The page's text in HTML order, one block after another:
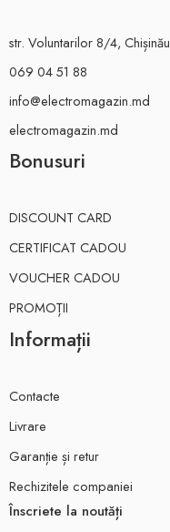
str. Voluntarilor 8/4, Chișinău
069 04 51 88
info@electromagazin.md
electromagazin.md
Bonusuri
DISCOUNT CARD
CERTIFICAT CADOU
VOUCHER CADOU
PROMOȚII
Informații
Contacte
Livrare
Garanție și retur
Rechizitele companiei
Înscriete la noutăți